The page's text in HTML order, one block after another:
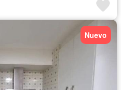
Nuevo